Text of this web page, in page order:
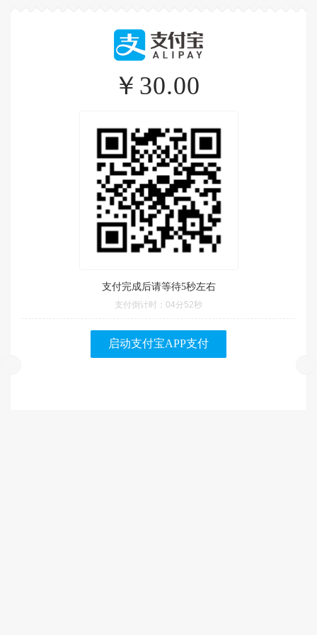
￥30.00
支付完成后请等待5秒左右
支付倒计时： 04分52秒
启动支付宝APP支付